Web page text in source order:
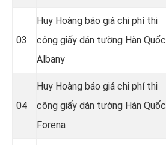
03
Huy Hoàng báo giá chi phí thi
công giấy dán tường Hàn Quốc
Albany
04
Huy Hoàng báo giá chi phí thi
công giấy dán tường Hàn Quốc
Forena